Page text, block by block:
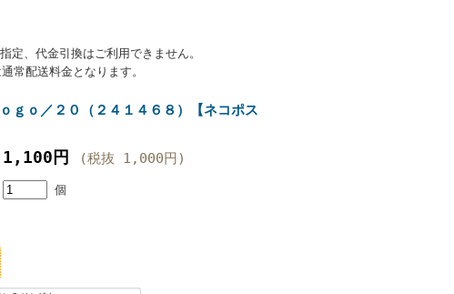
定、代金引換はご利用できません。
常配送料金となります。
ｇｏ／２０（２４１４６８）【ネコポス
1,100円 (税抜 1,000円)
個